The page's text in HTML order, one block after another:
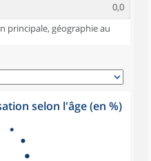
0,0
principale, géographie au
selon l'âge (en %)